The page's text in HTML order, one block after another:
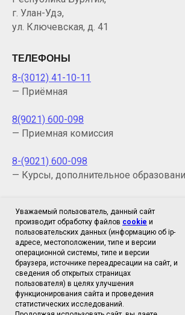
Сайт использует инструмент веб-аналитики
"Яндекс Метрика" и собираетследующие
данные:
Уважаемый пользователь, данный сайт
производит обработку файлов cookie и
пользовательских данных (информацию об ip-
адресе, местоположении, типе и версии
операционной системы, типе и версии
браузера, источнике переадресации на сайт, и
сведения об открытых страницах
пользователя) в целях улучшения
функционирования сайта и проведения
статистических исследований.
г. Улан-Удэ,
ул. Ключевская, д. 41
ТЕЛЕФОНЫ
8-(3012) 41-10-11
— Приёмная
8(9021) 600-098
— Приемная комиссия
8-(9021) 600-098
— Курсы, дополнительное
ТЕЛЕФОН (ФАКС):
8 (3012) 41-10-11
— Директор (приемная)
E-MAIL:
bkn@govrb.ru